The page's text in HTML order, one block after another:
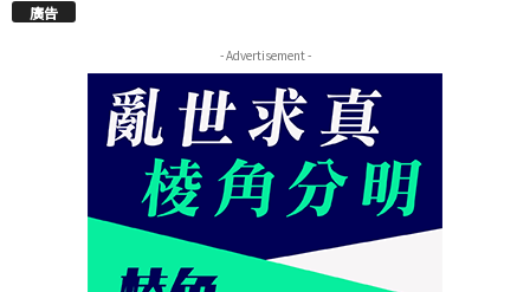
廣告
- Advertisement -